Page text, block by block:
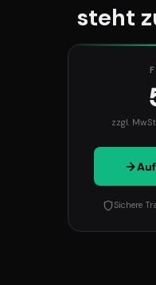
steht
zzgl.
Sichere